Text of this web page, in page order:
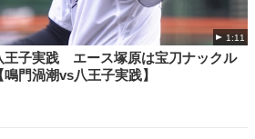
1:11
王子実践 エース塚原は宝刀ナックル
門渦潮vs八王子実践】